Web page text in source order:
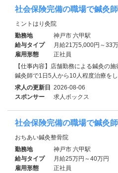
社会保険完備の職場で鍼灸師
ミントはり灸院
勤務地
神戸市 六甲駅
給与タイプ
月給21万5,000円～33
雇用形態
正社員
【仕事内容】店舗勤務による鍼灸の
鍼灸師で1日5人から10人程度治療を
求人の更新日 2026-08-06
スポンサー
求人ボックス
社会保険完備の職場で鍼灸師
おちあい鍼灸整骨院
勤務地
神戸市 六甲駅
給与タイプ
月給25万円～40万円
雇用形態
正社員